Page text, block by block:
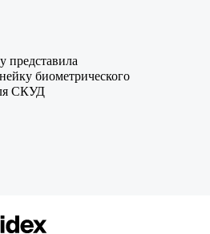
представила
биометрического
СКУД